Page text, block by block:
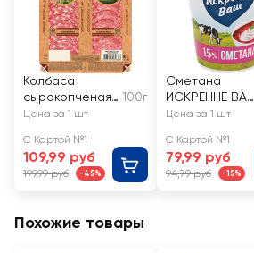
Колбаса
сырокопченая
МЯСНАЯ
Сальчичон и
Тоскана
полусухая,
100г
Цена за 1 шт
С Картой №1
109,99 руб
199,99 руб -45%
Сметана
ИСКРЕННЕ ВАШ
15%, без змж
Цена за 1 шт
С Картой №1
79,99 руб
94,79 руб -15%
Похожие товары